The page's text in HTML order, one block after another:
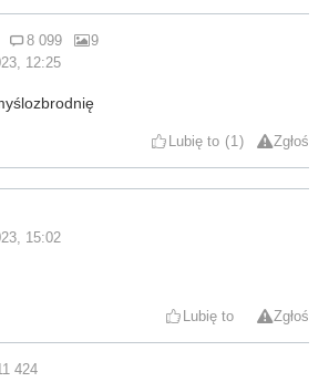
8 099
9
12:25
Lubię to 1 Zgłoś
15:02
Lubię to Zgłoś
424